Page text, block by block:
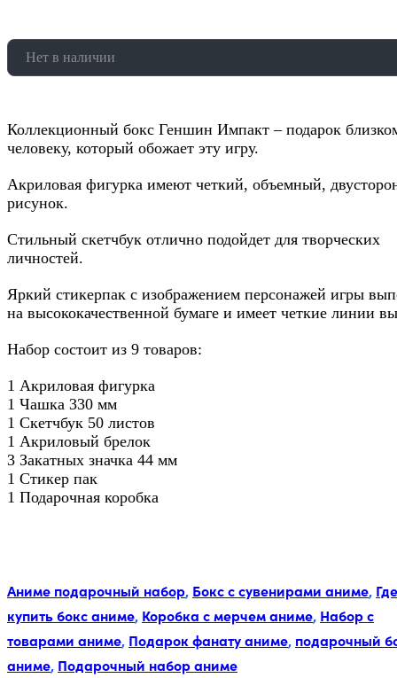
Нет в наличии
Коллекционный бокс Геншин Импакт – подарок
человеку, который обожает эту игру.
Акриловая фигурка имеют четкий, объемный,
рисунок.
Стильный скетчбук отлично подойдет для творческих
личностей.
Яркий стикерпак с изображением персонажей игры
на высококачественной бумаге и имеет четкие линии
Набор состоит из 9 товаров:
1 Акриловая фигурка
1 Чашка 330 мм
1 Скетчбук 50 листов
1 Акриловый брелок
3 Закатных значка 44 мм
1 Стикер пак
1 Подарочная коробка
Аниме подарочный набор, Бокс с сувенирами аниме, Где
купить бокс аниме, Коробка с мерчем аниме, Набор с
товарами аниме, Подарок фанату аниме, подарочный
аниме, Подарочный набор аниме